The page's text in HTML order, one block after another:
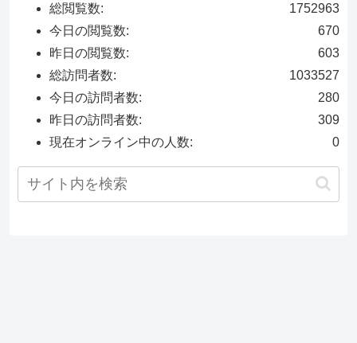
1752963
総閲覧数:
670
今日の閲覧数:
603
昨日の閲覧数:
1033527
総訪問者数:
280
今日の訪問者数:
309
昨日の訪問者数:
0
現在オンライン中の人数: